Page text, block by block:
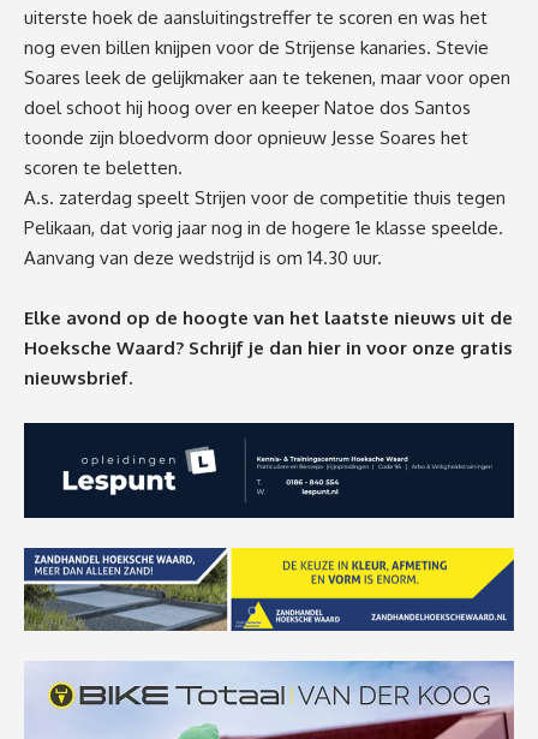
uiterste hoek de aansluitingstreffer te scoren en was het
nog even billen knijpen voor de Strijense kanaries. Stevie
Soares leek de gelijkmaker aan te tekenen, maar voor open
doel schoot hij hoog over en keeper Natoe dos Santos
toonde zijn bloedvorm door opnieuw Jesse Soares het
scoren te beletten.
A.s. zaterdag speelt Strijen voor de competitie thuis tegen
Pelikaan, dat vorig jaar nog in de hogere 1e klasse speelde.
Aanvang van deze wedstrijd is om 14.30 uur.
Elke avond op de hoogte van het laatste nieuws uit de
Hoeksche Waard? Schrijf je dan hier in voor onze gratis
nieuwsbrief.